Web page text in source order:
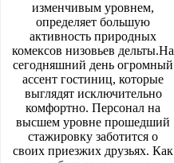
изменчивым уровнем,
определяет большую
активность природных
комексов низовьев дельты.На
сегодняшний день огромный
ассент гостиниц, которые
выглядят исключительно
комфортно. Персонал на
высшем уровне прошедший
стажировку заботится о
своих приезжих друзьях. Как